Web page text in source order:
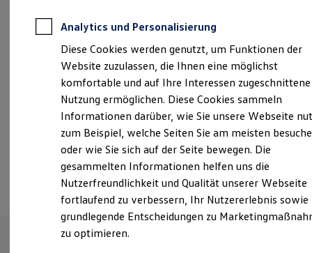
Für Privatkunden
Für Gewerbekunden
Profi Paket
TopDeal
Gebrauchtwagen
ProfiPartner für Gebrauchtwagen
Zertifizierte Gebrauchtwagen
Finanzierung
Für Privatkunden
Für Gewerbekunden
Leasing
Für Privatkunden
Für Gewerbekunden
Versicherungen & Garantien
Garantien
Kfz-Versicherung für Nutzfahrzeuge
Restschuldversicherung
Wartungsverträge
+49 3493 3740
Montag- Freitag 08:00-18:00
Samstag
08:00-12:00 Uhr
Ansprechpartner
Termin vereinbaren
Analytics und Personalisierung
Diese Cookies werden genutzt, um Funktionen der
Website zuzulassen, die Ihnen eine möglichst
komfortable und auf Ihre Interessen zugeschnittene
Nutzung ermöglichen. Diese Cookies sammeln
Informationen darüber, wie Sie unsere Webseite
zum Beispiel, welche Seiten Sie am meisten
oder wie Sie sich auf der Seite bewegen. Die
gesammelten Informationen helfen uns die
Nutzerfreundlichkeit und Qualität unserer Webseite
fortlaufend zu verbessern, Ihr Nutzererlebnis sowie
grundlegende Entscheidungen zu
zu optimieren.